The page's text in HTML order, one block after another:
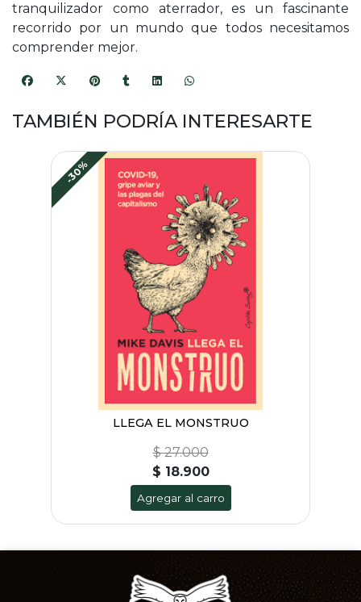
tranquilizador como aterrador, es un fascinante
recorrido por un mundo que todos necesitamos
comprender mejor.
TAMBIÉN PODRÍA INTERESARTE
-30%
LLEGA EL MONSTRUO
$ 27.000
$ 18.900
Agregar al carro